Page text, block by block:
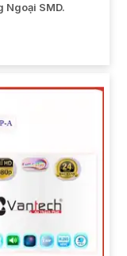
Ngoại SMD.